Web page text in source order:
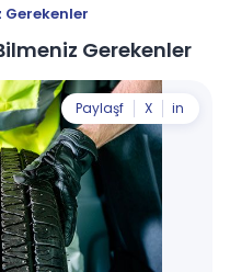
Gerekenler
Gerekenler
Paylaşf X in